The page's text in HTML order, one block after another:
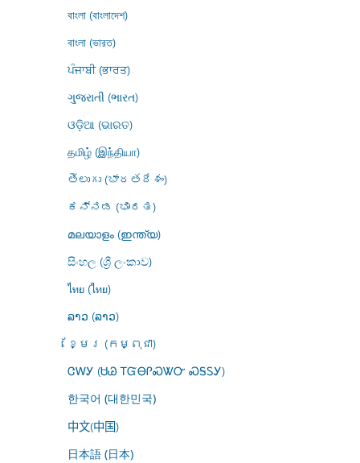
বাংলা (বাংলাদেশ)
বাংলা (ভারত)
ਪੰਜਾਬੀ (ਭਾਰਤ)
ગુજરાતી (ભારત)
ଓଡ଼ିଆ (ଭାରତ)
தமிழ் (இந்தியா)
తెలుగు (భారతదేశం)
ಕನ್ನಡ (ಭಾರತ)
മലയാളം (ഇന്ത്യ)
සිංහල (ශ්‍රී ලංකාව)
ไทย (ไทย)
ລາວ (ລາວ)
ខ្មែរ (កម្ពុជា)
ᏣᎳᎩ (ᏌᏊ ᎢᏳᎾᎵᏍᏔᏅ ᏍᎦᏚᎩ)
한국어 (대한민국)
中文(中国)
日本語 (日本)